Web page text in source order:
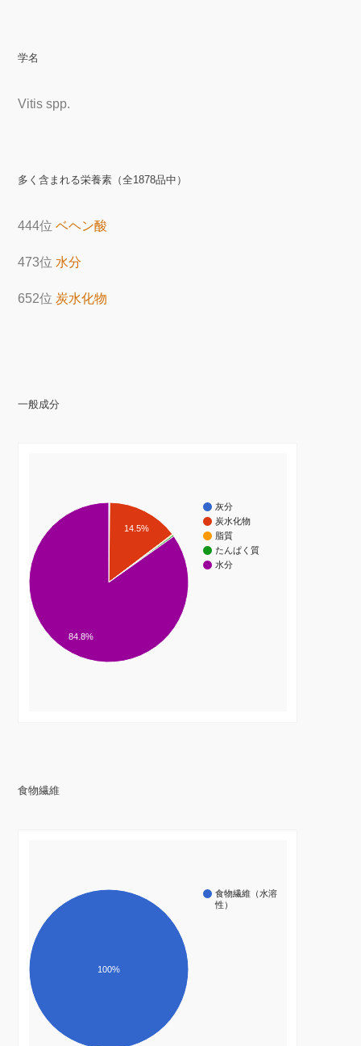
学名
Vitis spp.
多く含まれる栄養素（全1878品中）
444位ベヘン酸
473位 水分
652位 炭水化物
一般成分
灰分
炭水化物
脂質
たんぱく質
水分
14.5%
84.8%
食物繊維
食物繊維（水溶
性）
100%